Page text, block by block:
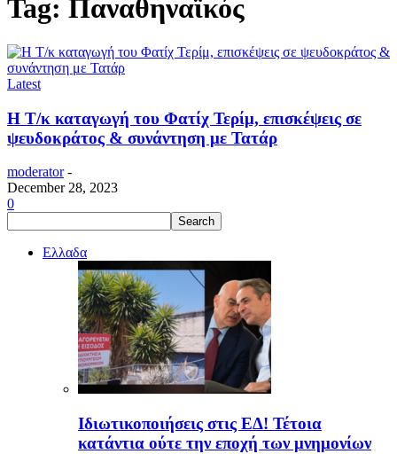
Tag: Παναθηναϊκός
Latest
Η Τ/κ καταγωγή του Φατίχ Τερίμ, επισκέψεις σε
ψευδοκράτος & συνάντηση με Τατάρ
moderator -
December 28, 2023
0
Ελλαδα
Ιδιωτικοποιήσεις στις ΕΔ! Τέτοια
κατάντια ούτε την εποχή των μνημονίων